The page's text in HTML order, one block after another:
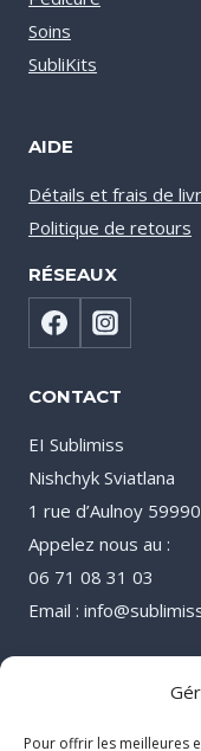
Pour offrir les meilleures
Soins
SubliKits
AIDE
Détails et frais de
Politique de retours
RÉSEAUX
CONTACT
EI Sublimiss
Nishchyk Sviatlana
1 rue d’Aulnoy
Appelez nous au :
06 71 08 31 03
Email :